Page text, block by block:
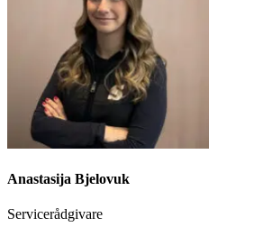
Anastasija Bjelovuk
Servicerådgivare